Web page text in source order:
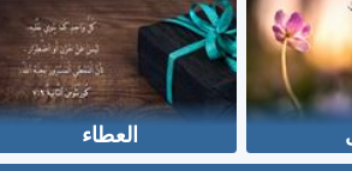
العطاء